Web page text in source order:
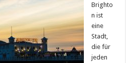
Brighto
n ist
eine
Stadt,
die für
jeden